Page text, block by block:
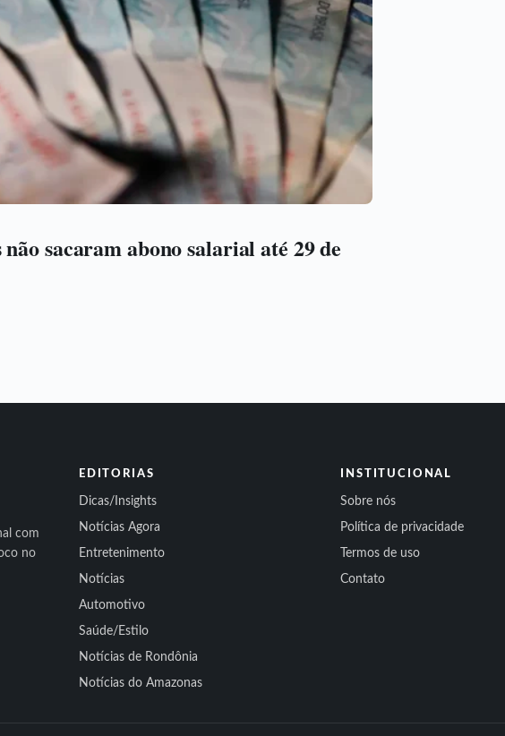
sacaram abono salarial até 29 de
com
no
EDITORIAS
Dicas/Insights
Notícias Agora
Entretenimento
Notícias
Automotivo
Saúde/Estilo
Notícias de Rondônia
Notícias do Amazonas
INSTITUCIONAL
Sobre nós
Política de privacidade
Termos de uso
Contato